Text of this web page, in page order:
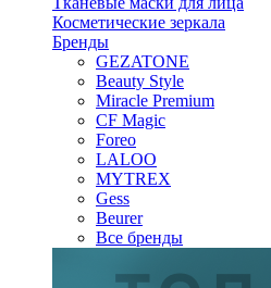
Косметические зеркала
Бренды
GEZATONE
Beauty Style
Miracle Premium
CF Magic
Foreo
LALOO
MYTREX
Gess
Beurer
Все бренды